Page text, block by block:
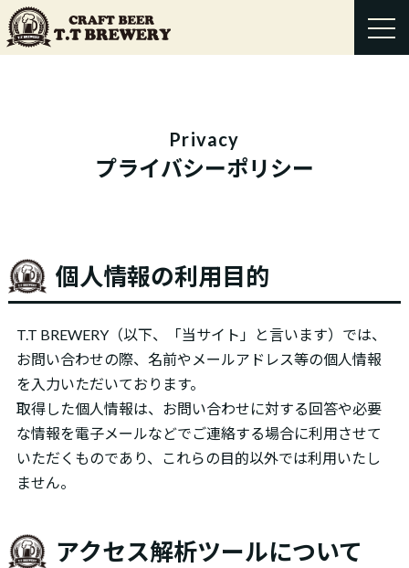
Privacy
プライバシーポリシー
個人情報の利用目的
T.T BREWERY（以下、「当サイト」と言います）では、
お問い合わせの際、名前やメールアドレス等の個人情報
を入力いただいております。
取得した個人情報は、お問い合わせに対する回答や必要
な情報を電子メールなどでご連絡する場合に利用させて
いただくものであり、これらの目的以外では利用いたし
ません。
アクセス解析ツールについて